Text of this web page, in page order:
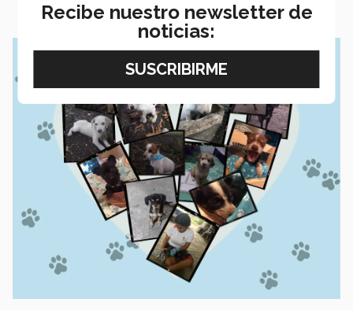
Recibe nuestro newsletter de
noticias: